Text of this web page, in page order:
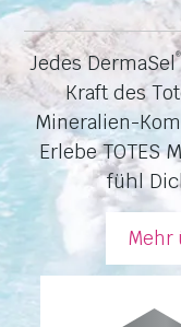
Jedes DermaSel®
Kraft des
Mineralien-
Erlebe TOTES
fühl
Mehr